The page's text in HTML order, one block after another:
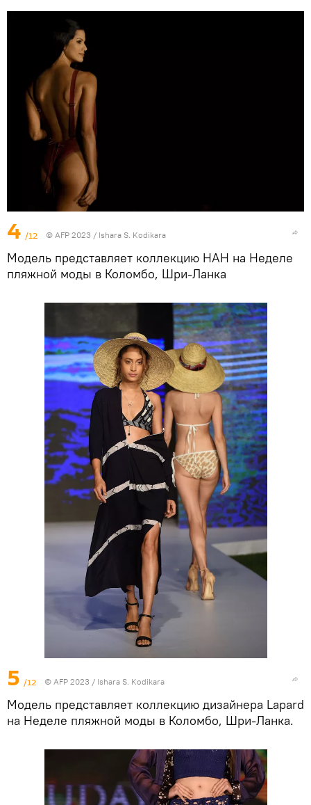
4 /12 © AFP 2023 / Ishara S. Kodikara
Модель представляет коллекцию HAH на Неделе
пляжной моды в Коломбо, Шри-Ланка
5 /12 © AFP 2023 / Ishara S. Kodikara
Модель представляет коллекцию дизайнера Lapard
на Неделе пляжной моды в Коломбо, Шри-Ланка.